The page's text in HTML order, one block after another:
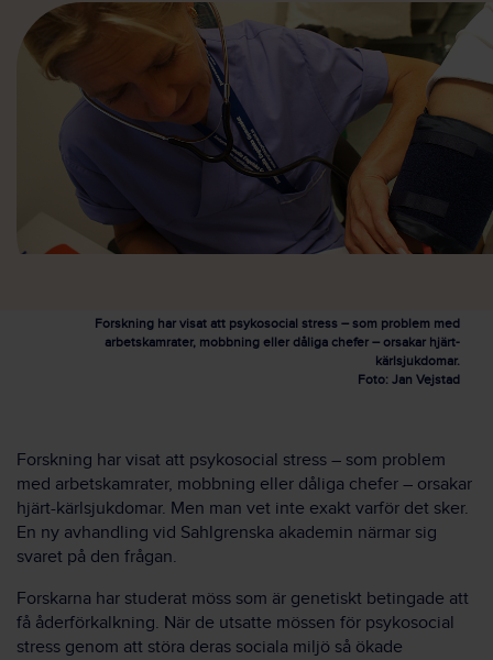
Forskning har visat att psykosocial stress – som problem med
arbetskamrater, mobbning eller dåliga chefer – orsakar hjärt-
kärlsjukdomar.
Foto: Jan Vejstad
Forskning har visat att psykosocial stress – som problem
med arbetskamrater, mobbning eller dåliga chefer – orsakar
hjärt-kärlsjukdomar. Men man vet inte exakt varför det sker.
En ny avhandling vid Sahlgrenska akademin närmar sig
svaret på den frågan.
Forskarna har studerat möss som är genetiskt betingade att
få åderförkalkning. När de utsatte mössen för psykosocial
stress genom att störa deras sociala miljö så ökade